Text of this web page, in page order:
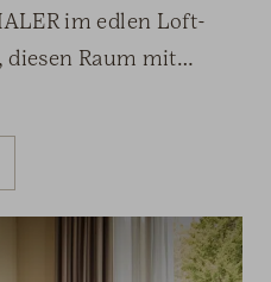
im edlen Loft-
diesen Raum mit